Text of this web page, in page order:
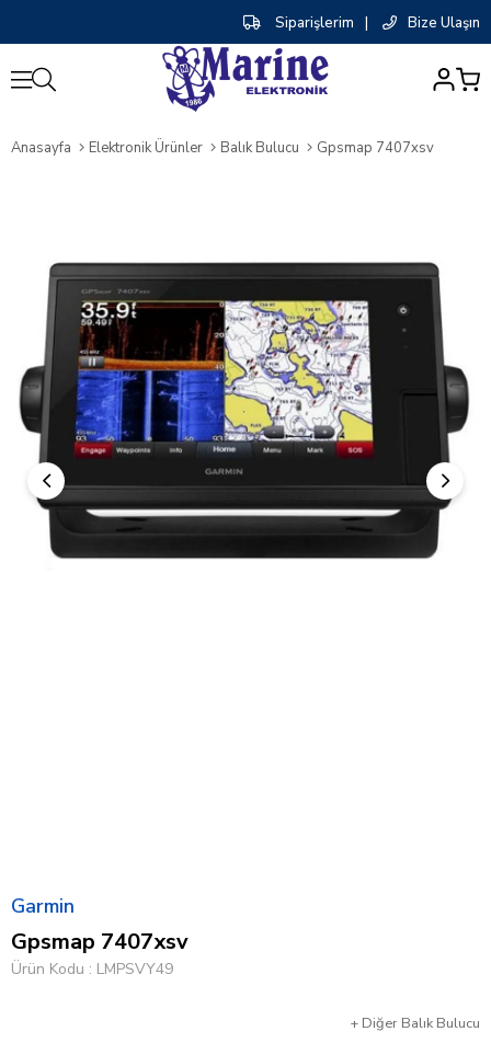
Siparişlerim | Bize Ulaşın
Anasayfa Elektronik Ürünler Balık Bulucu Gpsmap 7407xsv
Garmin
Gpsmap 7407xsv
Ürün Kodu LMPSVY49
+ Diğer Balık Bulucu